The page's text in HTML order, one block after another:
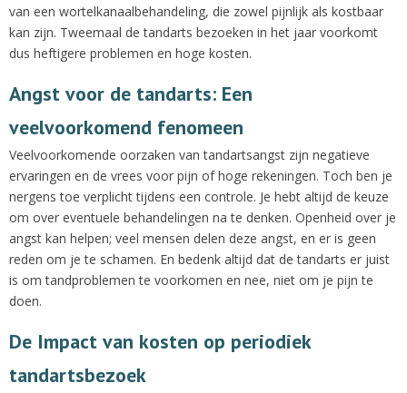
van een wortelkanaalbehandeling, die zowel pijnlijk als kostbaar
kan zijn. Tweemaal de tandarts bezoeken in het jaar voorkomt
dus heftigere problemen en hoge kosten.
Angst voor de tandarts: Een
veelvoorkomend fenomeen
Veelvoorkomende oorzaken van tandartsangst zijn negatieve
ervaringen en de vrees voor pijn of hoge rekeningen. Toch ben je
nergens toe verplicht tijdens een controle. Je hebt altijd de keuze
om over eventuele behandelingen na te denken. Openheid over je
angst kan helpen; veel mensen delen deze angst, en er is geen
reden om je te schamen. En bedenk altijd dat de tandarts er juist
is om tandproblemen te voorkomen en nee, niet om je pijn te
doen.
De Impact van kosten op periodiek
tandartsbezoek